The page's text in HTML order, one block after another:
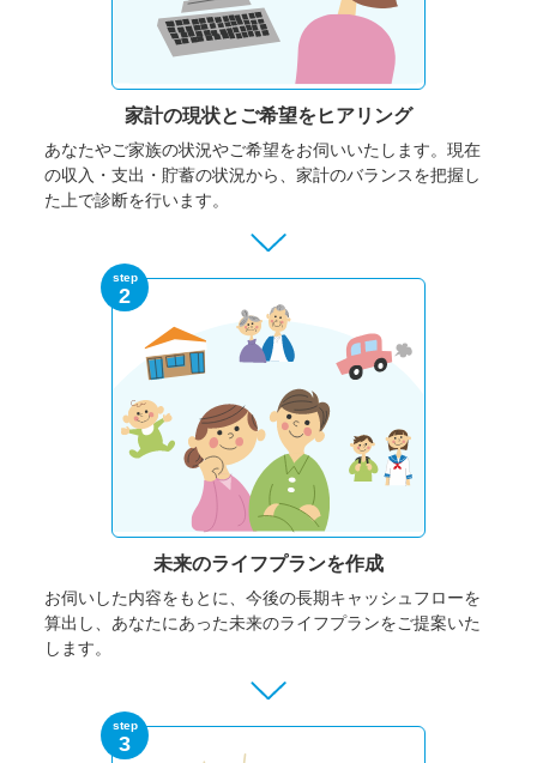
家計の現状と ご希望をヒアリング
あなたやご家族の状況やご希望をお伺いいたします。 現在
の収入・支出・貯蓄の状況から、家計のバランスを把握し
た上で診断を行います。
step
2
未来のライフプランを作成
お伺いした内容をもとに、今後の長期キャッシュフローを
算出し、あなたにあった未来のライフプランをご提案いた
します。
step
3